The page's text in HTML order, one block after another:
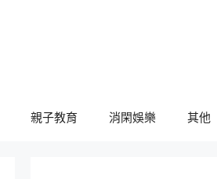
親子教育 消閑娛樂 其他